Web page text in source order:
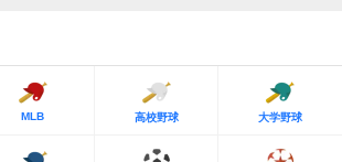
MLB 高校野球 大学野球